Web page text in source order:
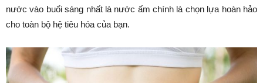
nước vào buổi sáng nhất là nước ấm chính là chọn lựa hoàn hảo
cho toàn bộ hệ tiêu hóa của bạn.